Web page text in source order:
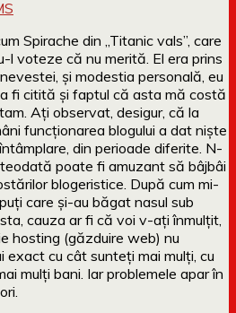
Spirache din „Titanic vals”, care
l voteze că nu merită. El era prins
și modestia personală, eu
fi citită și faptul că asta mă costă
Ați observat, desigur, că la
funcționarea blogului a dat niște
din perioade diferite. N-
poate fi amuzant să bâjbâi
blogeristice. După cum mi-
care și-au băgat nasul sub
cauza ar fi că voi v-ați înmulțit,
hosting (găzduire web) nu
exact cu cât sunteți mai mulți, cu
mulți bani. Iar problemele apar în